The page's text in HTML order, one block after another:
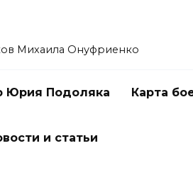
Михаила Онуфриенко
Юрия Подоляка Карта
и статьи